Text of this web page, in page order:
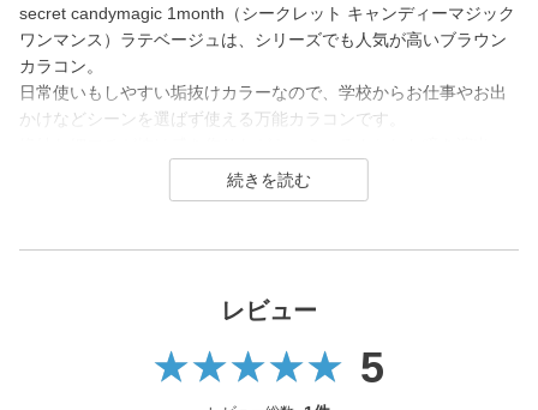
secret candymagic 1month（シークレット キャンディーマジック
ワンマンス）ラテベージュは、シリーズでも人気が高いブラウン
カラコン。
日常使いもしやすい垢抜けカラーなので、学校からお仕事やお出
かけなどシーンを選ばず使える万能カラコンです。
肌馴染みの良いベージュカラーが元の瞳の色を活かしつつトーン
アップさせるため、ナチュラルに印象アップしたい方に選ばれる
ワンマンス）は2012年の発売当初から今まで若い世代を中心に絶
ラーコンタクトレンズブランド。
レビュー
5